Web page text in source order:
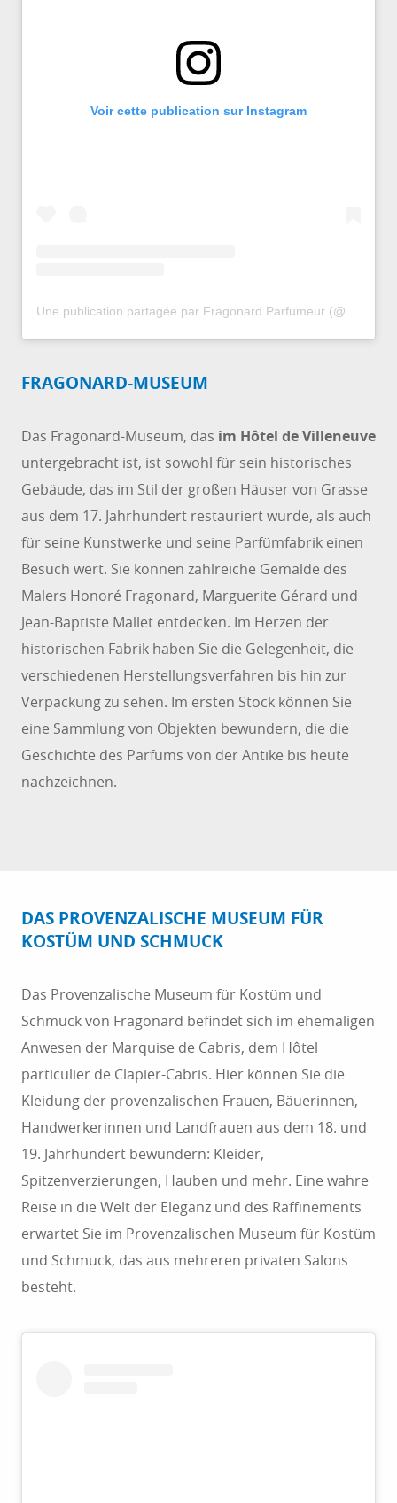
Voir cette publication sur Instagram
FRAGONARD-MUSEUM
Das Fragonard-Museum, das im Hôtel de Villeneuve
untergebracht ist, ist sowohl für sein historisches
Gebäude, das im Stil der großen Häuser von Grasse
aus dem 17. Jahrhundert restauriert wurde, als auch
für seine Kunstwerke und seine Parfümfabrik einen
Besuch wert. Sie können zahlreiche Gemälde des
Malers Honoré Fragonard, Marguerite Gérard und
Jean-Baptiste Mallet entdecken. Im Herzen der
historischen Fabrik haben Sie die Gelegenheit, die
verschiedenen Herstellungsverfahren bis hin zur
Verpackung zu sehen. Im ersten Stock können Sie
eine Sammlung von Objekten bewundern, die die
Geschichte des Parfüms von der Antike bis heute
nachzeichnen.
DAS PROVENZALISCHE MUSEUM FÜR
KOSTÜM UND SCHMUCK
Das Provenzalische Museum für Kostüm und
Schmuck von Fragonard befindet sich im ehemaligen
Anwesen der Marquise de Cabris, dem Hôtel
particulier de Clapier-Cabris. Hier können Sie die
Kleidung der provenzalischen Frauen, Bäuerinnen,
Handwerkerinnen und Landfrauen aus dem 18. und
19. Jahrhundert bewundern: Kleider,
Spitzenverzierungen, Hauben und mehr. Eine wahre
Reise in die Welt der Eleganz und des Raffinements
erwartet Sie im Provenzalischen Museum für Kostüm
und Schmuck, das aus mehreren privaten Salons
besteht.